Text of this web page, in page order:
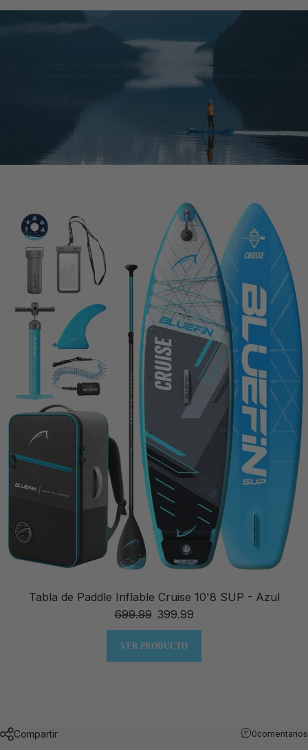
Tabla de Paddle Inflable Cruise 10'8 SUP - Azul
699.99 399.99
VER PRODUCTO
Compartir 0comentarios